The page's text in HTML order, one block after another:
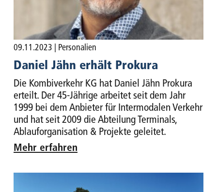
09.11.2023 | Personalien
Daniel Jähn erhält Prokura
Die Kombiverkehr KG hat Daniel Jähn Prokura
erteilt. Der 45-Jährige arbeitet seit dem Jahr
1999 bei dem Anbieter für Intermodalen Verkehr
und hat seit 2009 die Abteilung Terminals,
Ablauforganisation & Projekte geleitet.
Mehr erfahren